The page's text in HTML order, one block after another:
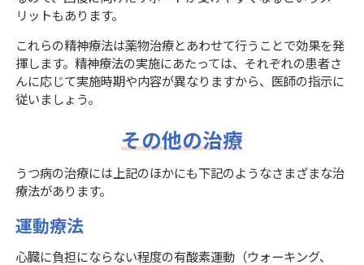
リットもあります。
これらの精神療法は薬物治療とあわせて行うことで効果を発
揮します。精神療法の実施にあたっては、それぞれの患者さ
んに応じて実施時期や内容が異なりますから、医師の指示に
従いましょう。
その他の治療
うつ病の治療には上記のほかにも下記のようなさまざまな治
療法があります。
運動療法
心臓に負担にならない程度の有酸素運動（ウォーキング、